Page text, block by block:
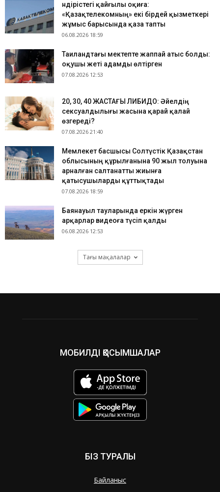
Өндірістегі қайғылы оқиға:
«Қазақтелекомның» екі бірдей қызметкері
жұмыс барысында қаза тапты
06.08.2026 18:59
Таиландтағы мектепте жаппай атыс болды:
оқушы жеті адамды өлтірген
07.08.2026 12:53
​20, 30, 40 ЖАСТАҒЫ ЛИБИДО: Әйелдің
сексуалдылығы жасына қарай қалай
өзгереді?
07.08.2026 21:40
Мемлекет басшысы Солтүстік Қазақстан
облысының құрылғанына 90 жыл толуына
арналған салтанатты жиынға
қатысушыларды құттықтады
07.08.2026 18:59
Баянауыл тауларында еркін жүрген
арқарлар видеоға түсіп қалды
06.08.2026 12:53
Тағы мақалалар
МОБИЛДІ ҚОСЫМШАЛАР
БІЗ ТУРАЛЫ
Байланыс